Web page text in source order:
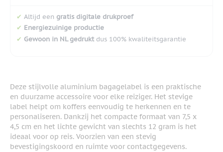
✔ Altijd een gratis digitale drukproef
✔ Energiezuinige productie
✔ Gewoon in NL gedruktdus 100% kwaliteitsgarantie
Deze stijlvolle aluminium bagagelabel is een praktische
en duurzame accessoire voor elke reiziger. Het stevige
label helpt om koffers eenvoudig te herkennen en te
personaliseren. Dankzij het compacte formaat van 7,5 x
4,5 cm en het lichte gewicht van slechts 12 gram is het
ideaal voor op reis. Voorzien van een stevig
bevestigingskoord en ruimte voor contactgegevens.